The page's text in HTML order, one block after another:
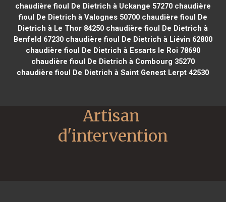
chaudière fioul De Dietrich à Uckange 57270chaudière
fioul De Dietrich à Valognes 50700chaudière fioul De
Dietrich à Le Thor 84250 chaudière fioul De Dietrich à
Benfeld 67230chaudière fioul De Dietrich à Liévin 62800
chaudière fioul De Dietrich à Essarts le Roi 78690
chaudière fioul De Dietrich à Combourg 35270
chaudière fioul De Dietrich à Saint Genest Lerpt 42530
Artisan
d'intervention